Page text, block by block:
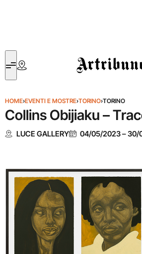
Artribune
HOME›EVENTI E MOSTRE›TORINO›TORINO
Collins Obijiaku –
LUCE GALLERY 04/05/2023–30/